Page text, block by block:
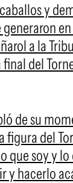
y
a la
del
de su
figura del
que soy y
y hacerlo